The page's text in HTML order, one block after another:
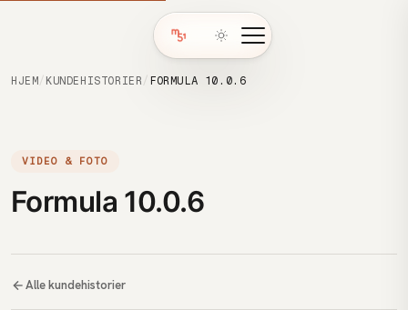
HJEM / KUNDEHISTORIER / FORMULA 10.0.6
VIDEO & FOTO
Formula 10.0.6
Alle kundehistorier